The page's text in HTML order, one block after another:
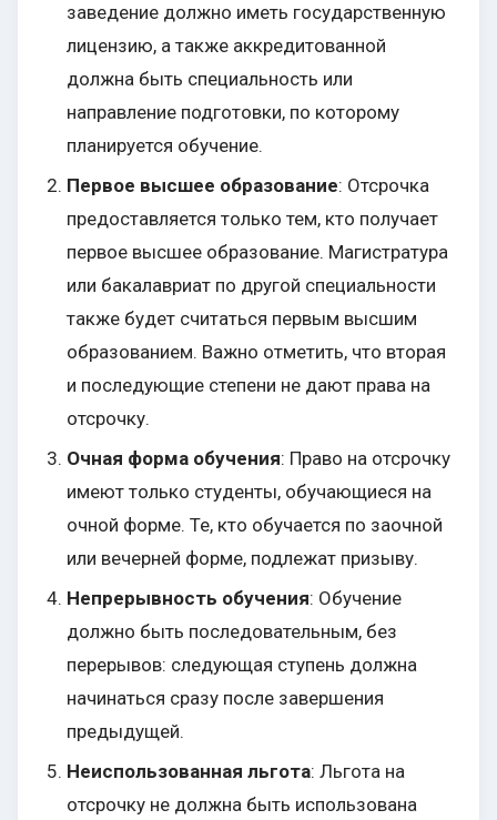
заведение должно иметь государственную
лицензию, а также аккредитованной
должна быть специальность или
направление подготовки, по которому
планируется обучение.
Первое высшее образование: Отсрочка
предоставляется только тем, кто получает
первое высшее образование. Магистратура
или бакалавриат по другой специальности
также будет считаться первым высшим
образованием. Важно отметить, что вторая
и последующие степени не дают права на
отсрочку.
Очная форма обучения: Право на отсрочку
имеют только студенты, обучающиеся на
очной форме. Те, кто обучается по заочной
или вечерней форме, подлежат призыву.
Непрерывность обучения: Обучение
должно быть последовательным, без
перерывов: следующая ступень должна
начинаться сразу после завершения
предыдущей.
Неиспользованная льгота: Льгота на
отсрочку не должна быть использована